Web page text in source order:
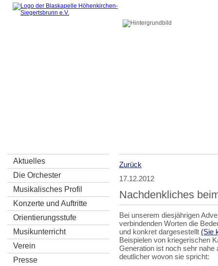
Aktuelles
Die Orchester
Musikalisches Profil
Konzerte und Auftritte
Orientierungsstufe
Musikunterricht
Verein
Presse
Zurück
17.12.2012
Nachdenkliches
Bei unserem diesjährigen
verbindenden Worten die
und konkret dargesestellt (Sie
Beispielen von kriegerischen
Generation ist noch sehr
deutlicher wovon sie spricht: